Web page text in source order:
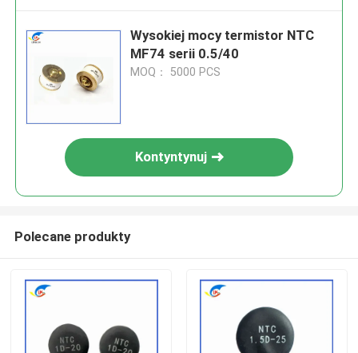
Wysokiej mocy termistor NTC
MF74 serii 0.5/40
MOQ： 5000 PCS
Kontyntynuj
Polecane produkty